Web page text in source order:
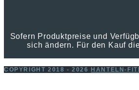
Sofern Produktpreise und
sich ändern. Für den Kauf
COPYRIGHT 2018 - 2026 HANTELN-